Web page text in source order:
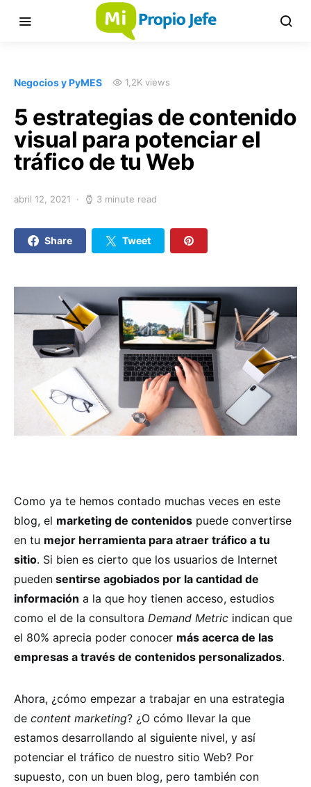
Negocios y PyMES 1,2K views
5 estrategias de contenido
visual para potenciar el
tráfico de tu Web
abril 12, 2021 3 minute read
Share Tweet
Como ya te hemos contado muchas veces en este
blog, el marketing de contenidos puede convertirse
en tu mejor herramienta para atraer tráfico a tu
sitio. Si bien es cierto que los usuarios de Internet
pueden sentirse agobiados por la cantidad de
información a la que hoy tienen acceso, estudios
como el de la consultora Demand Metric indican que
el 80% aprecia poder conocer más acerca de las
empresas a través de contenidos personalizados.
Ahora, ¿cómo empezar a trabajar en una estrategia
de content marketing? ¿O cómo llevar la que
estamos desarrollando al siguiente nivel, y así
potenciar el tráfico de nuestro sitio Web? Por
supuesto, con un buen blog, pero también con